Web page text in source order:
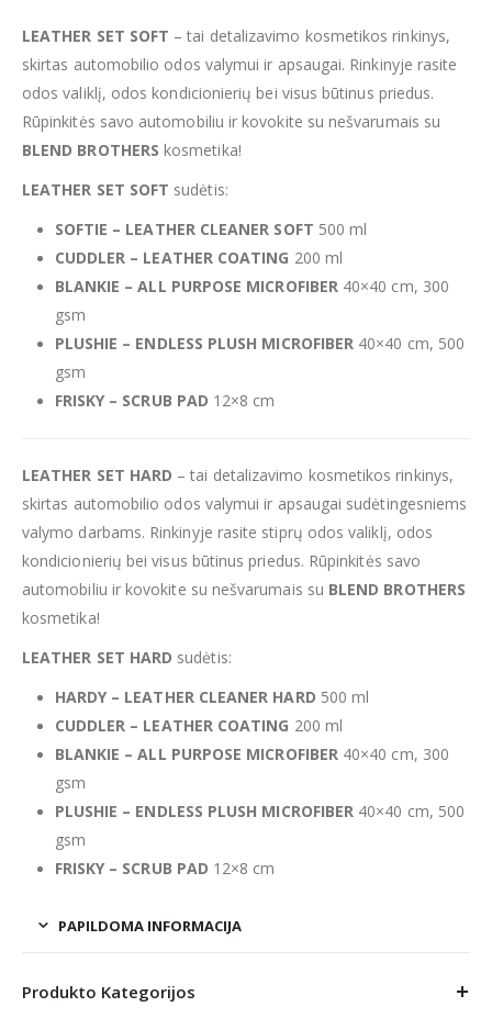
LEATHER SET SOFT – tai detalizavimo kosmetikos rinkinys,
skirtas automobilio odos valymui ir apsaugai. Rinkinyje rasite
odos valiklį, odos kondicionierių bei visus būtinus priedus.
Rūpinkitės savo automobiliu ir kovokite su nešvarumais su
BLEND BROTHERS kosmetika!
LEATHER SET SOFT sudėtis:
SOFTIE – LEATHER CLEANER SOFT 500 ml
CUDDLER – LEATHER COATING 200 ml
BLANKIE – ALL PURPOSE MICROFIBER40×40 cm, 300
gsm
PLUSHIE – ENDLESS PLUSH MICROFIBER 40×40 cm, 500
gsm
FRISKY – SCRUB PAD 12×8 cm
LEATHER SET HARD – tai detalizavimo kosmetikos rinkinys,
skirtas automobilio odos valymui ir apsaugai sudėtingesniems
valymo darbams. Rinkinyje rasite stiprų odos valiklį, odos
kondicionierių bei visus būtinus priedus. Rūpinkitės savo
automobiliu ir kovokite su nešvarumais su BLEND BROTHERS
kosmetika!
LEATHER SET HARD sudėtis:
HARDY – LEATHER CLEANER HARD 500 ml
CUDDLER – LEATHER COATING 200 ml
BLANKIE – ALL PURPOSE MICROFIBER40×40 cm, 300
gsm
PLUSHIE – ENDLESS PLUSH MICROFIBER 40×40 cm, 500
gsm
FRISKY – SCRUB PAD 12×8 cm
PAPILDOMA INFORMACIJA
Produkto Kategorijos